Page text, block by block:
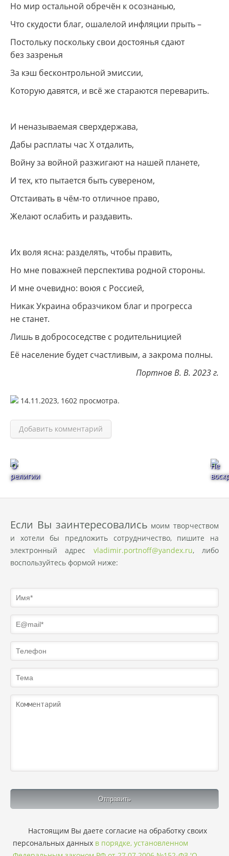
Но мир остальной обречён к осознанью,
Что скудости благ, ошалелой инфляции прыть –
Постольку поскольку свои достоянья сдают
без зазренья
За кэш бесконтрольной эмиссии,
Которую давятся, и всё же стараются переварить.
И неназываемая сверхдержава,
Дабы расплаты час X отдалить,
Войну за войной разжигают на нашей планете,
И тех, кто пытается быть сувереном,
Отстаивать в чём-то отличное право,
Желают ослабить и раздавить.
Их воля ясна: разделять, чтобы править,
Но мне поважней перспектива родной стороны.
И мне очевидно: воюя с Россией,
Никак Украина образчиком благ и прогресса
не станет.
Лишь в добрососедстве с родительницией
Её население будет счастливым, а закрома полны.
Портнов В. В. 2023 г.
14.11.2023, 1602 просмотра.
Добавить комментарий
О
религии
Не
Eсли Вы заинтересовались моим творчеством
и хотели бы предложить сотрудничество, пишите на
электронный адрес vladimir.portnoff@yandex.ru, либо
воспользуйтесь формой ниже:
Настоящим Вы даете согласие на обработку своих
персональных данных в порядке, установленном